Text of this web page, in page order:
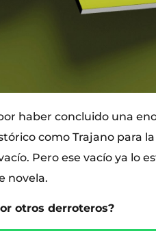
haber concluido una
como Trajano para
Pero ese vacío ya lo
novela.
otros derroteros?